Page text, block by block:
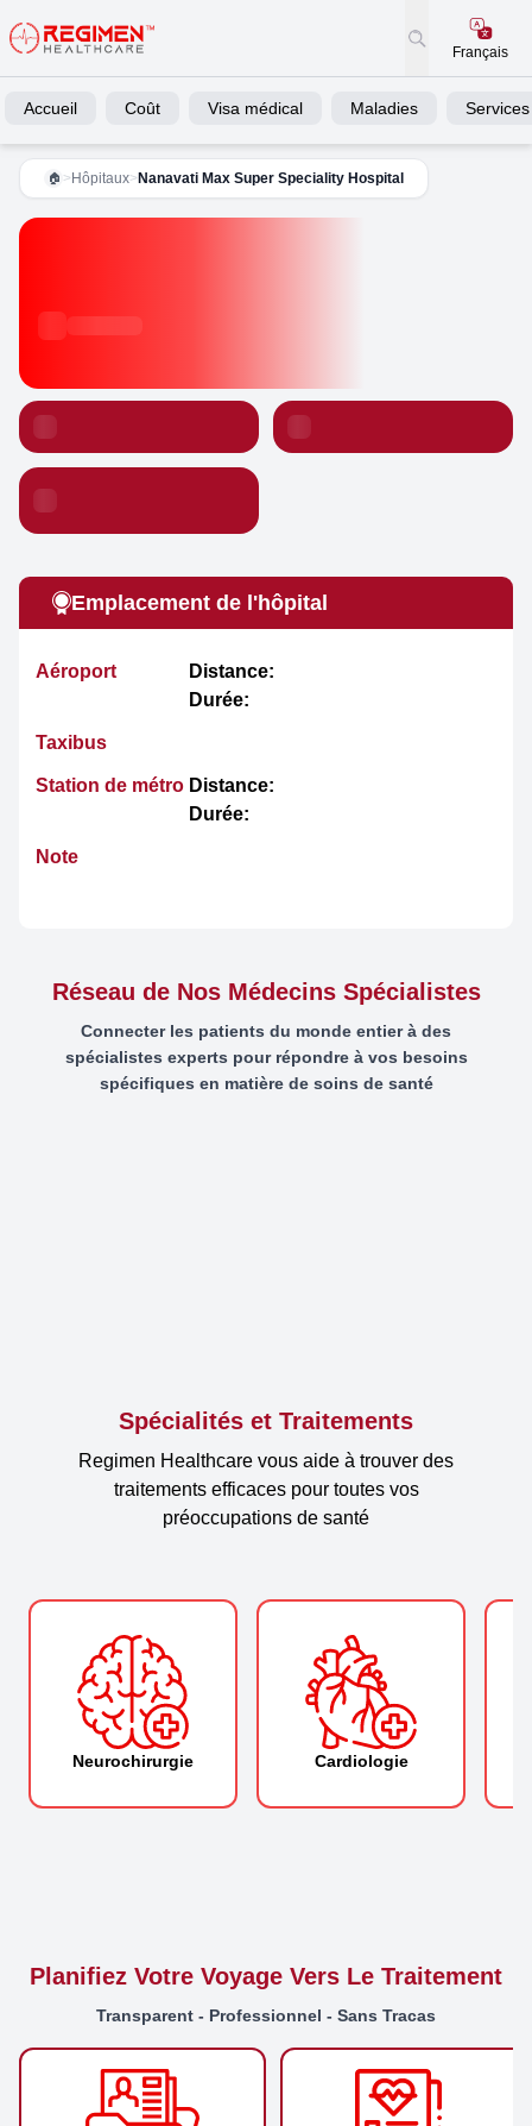
Français
Accueil Coût Visa médical Maladies Services
🏠 > Hôpitaux> Nanavati Max Super Speciality Hospital
Emplacement de l'hôpital
Aéroport
Distance:
Durée:
Taxibus
Station de métro Distance:
Durée:
Note
Réseau de Nos Médecins Spécialistes
Connecter les patients du monde entier à des
spécialistes experts pour répondre à vos besoins
spécifiques en matière de soins de santé
Spécialités et Traitements
Regimen Healthcare vous aide à trouver des
traitements efficaces pour toutes vos
préoccupations de santé
Neurochirurgie Cardiologie
Planifiez Votre Voyage Vers Le Traitement
Transparent - Professionnel - Sans Tracas